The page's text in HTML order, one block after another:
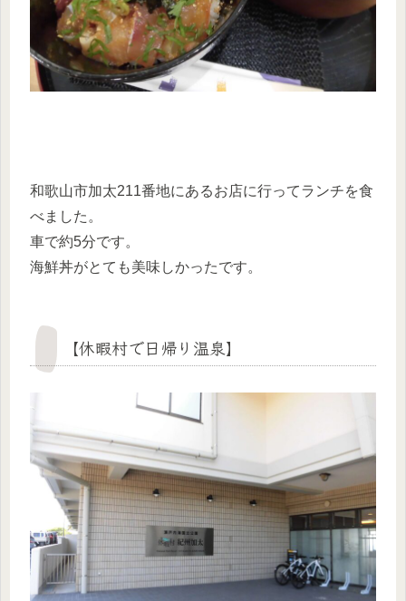
和歌山市加太211番地にあるお店に行ってランチを食
べました。
車で約5分です。
海鮮丼がとても美味しかったです。
【休暇村で日帰り温泉】